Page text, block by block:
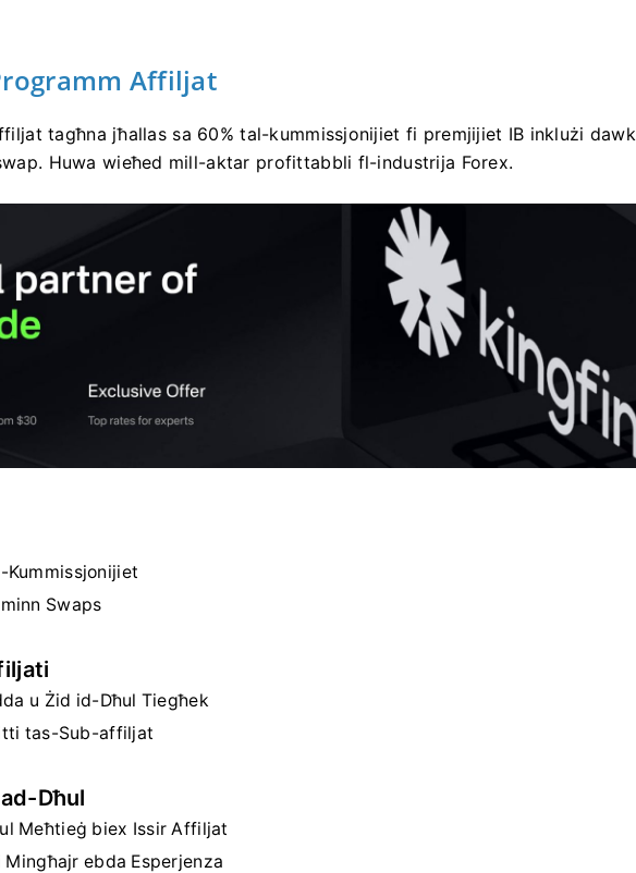
Affiljat
tagħna jħallas sa 60% tal-kummissjonijiet fi premjijiet IB inklużi dawk
Huwa wieħed mill-aktar profittabbli fl-industrija Forex.
Kummissjonijiet
Swaps
u Żid id-Dħul Tiegħek
tas-Sub-affiljat
Dħul
Meħtieġ biex Issir Affiljat
ebda Esperjenza